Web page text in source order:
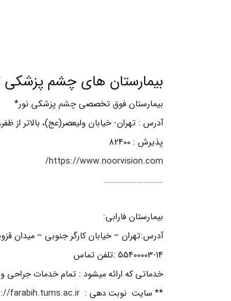
بیمارستان های چشم پزشکی
بیمارستان فوق تخصصی چشم پزشکی نور*
آدرس : تهران- خیابان ولیعصر(عج)، بالاتر از
پذیرش : 82400
https://www.noorvision.com/
……………………………
بیمارستان فارابی:
آدرس:تهران – خیابان کارگر جنوبی – میدان
55400003-14 :تلفن تماس
خدماتی که ارائه میشود : تمام خدمات
** سایت نوبت دهی :